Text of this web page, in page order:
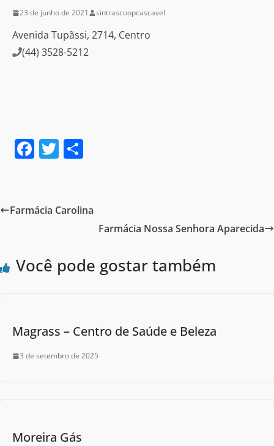
23 de junho de 2021 sintrascoopcascavel
Avenida Tupãssi, 2714, Centro
(44) 3528-5212
F
e
o
T
er e
Farmácia Carolina
Farmácia Nossa Senhora Aparecida
Você pode gostar também
Magrass – Centro de Saúde e Beleza
3 de setembro de 2025
Moreira Gás